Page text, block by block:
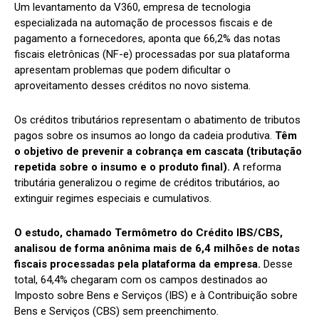
Um levantamento da V360, empresa de tecnologia
especializada na automação de processos fiscais e de
pagamento a fornecedores, aponta que 66,2% das notas
fiscais eletrônicas (NF-e) processadas por sua plataforma
apresentam problemas que podem dificultar o
aproveitamento desses créditos no novo sistema.
Os créditos tributários representam o abatimento de tributos
pagos sobre os insumos ao longo da cadeia produtiva. Têm
o objetivo de prevenir a cobrança em cascata (tributação
repetida sobre o insumo e o produto final). A reforma
tributária generalizou o regime de créditos tributários, ao
extinguir regimes especiais e cumulativos.
O estudo, chamado Termômetro do Crédito IBS/CBS,
analisou de forma anônima mais de 6,4 milhões de notas
fiscais processadas pela plataforma da empresa. Desse
total, 64,4% chegaram com os campos destinados ao
Imposto sobre Bens e Serviços (IBS) e à Contribuição sobre
Bens e Serviços (CBS) sem preenchimento.